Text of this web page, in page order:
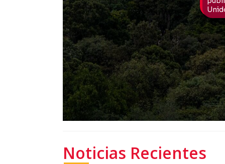
Noticias Recientes